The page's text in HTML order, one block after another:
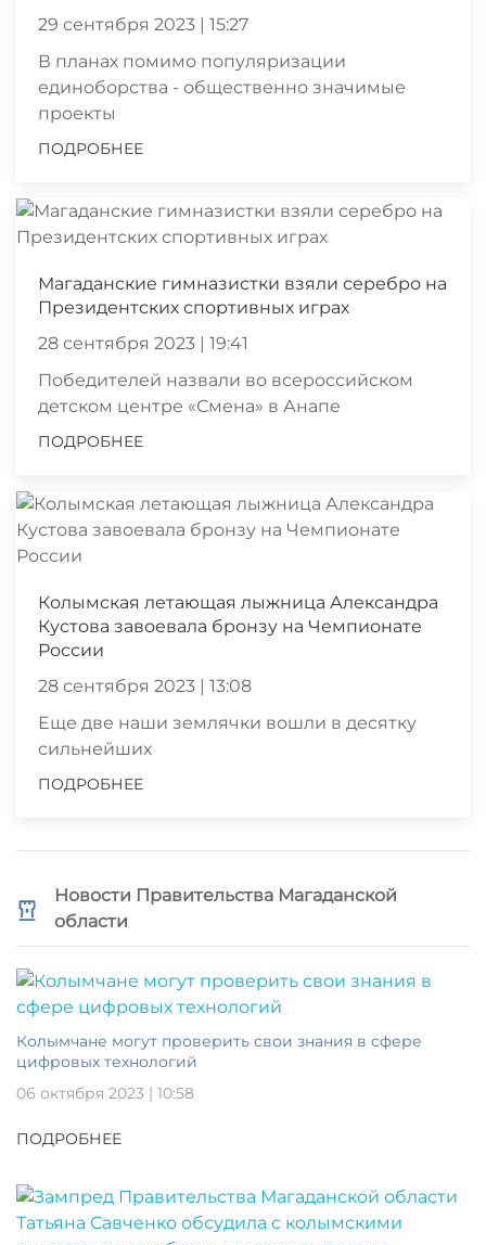
29 сентября 2023 | 15:27
В планах помимо популяризации
единоборства - общественно значимые
проекты
ПОДРОБНЕЕ
Магаданские гимназистки взяли серебро на
Президентских спортивных играх
28 сентября 2023 | 19:41
Победителей назвали во всероссийском
детском центре «Смена» в Анапе
ПОДРОБНЕЕ
Колымская летающая лыжница Александра
Кустова завоевала бронзу на Чемпионате
России
28 сентября 2023 | 13:08
Еще две наши землячки вошли в десятку
сильнейших
ПОДРОБНЕЕ
Новости Правительства Магаданской
области
Колымчане могут проверить свои знания в сфере
цифровых технологий
06 октября 2023 | 10:58
ПОДРОБНЕЕ